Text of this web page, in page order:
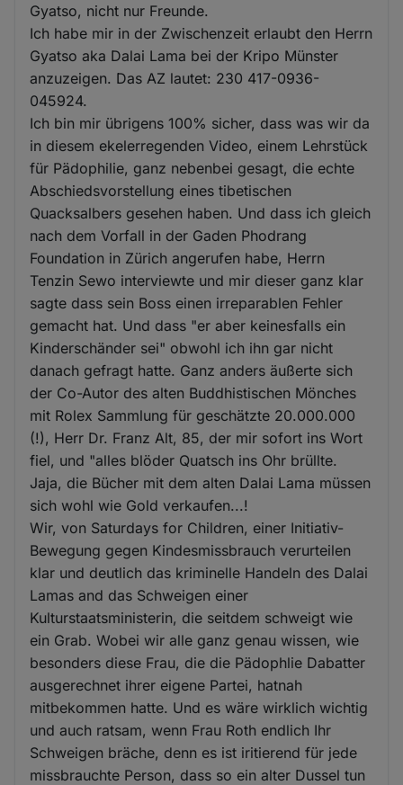
Gyatso, nicht nur Freunde.
Ich habe mir in der Zwischenzeit erlaubt den Herrn
Gyatso aka Dalai Lama bei der Kripo Münster
anzuzeigen. Das AZ lautet: 230 417-0936-
045924.
Ich bin mir übrigens 100% sicher, dass was wir da
in diesem ekelerregenden Video, einem Lehrstück
für Pädophilie, ganz nebenbei gesagt, die echte
Abschiedsvorstellung eines tibetischen
Quacksalbers gesehen haben. Und dass ich gleich
nach dem Vorfall in der Gaden Phodrang
Foundation in Zürich angerufen habe, Herrn
Tenzin Sewo interviewte und mir dieser ganz klar
sagte dass sein Boss einen irreparablen Fehler
gemacht hat. Und dass "er aber keinesfalls ein
Kinderschänder sei" obwohl ich ihn gar nicht
danach gefragt hatte. Ganz anders äußerte sich
der Co-Autor des alten Buddhistischen Mönches
mit Rolex Sammlung für geschätzte 20.000.000
(!), Herr Dr. Franz Alt, 85, der mir sofort ins Wort
fiel, und "alles blöder Quatsch ins Ohr brüllte.
Jaja, die Bücher mit dem alten Dalai Lama müssen
sich wohl wie Gold verkaufen...!
Wir, von Saturdays for Children, einer Initiativ-
Bewegung gegen Kindesmissbrauch verurteilen
klar und deutlich das kriminelle Handeln des Dalai
Lamas and das Schweigen einer
Kulturstaatsministerin, die seitdem schweigt wie
ein Grab. Wobei wir alle ganz genau wissen, wie
besonders diese Frau, die die Pädophlie Dabatter
ausgerechnet ihrer eigene Partei, hatnah
mitbekommen hatte. Und es wäre wirklich wichtig
und auch ratsam, wenn Frau Roth endlich Ihr
Schweigen bräche, denn es ist iritierend für jede
missbrauchte Person, dass so ein alter Dussel tun